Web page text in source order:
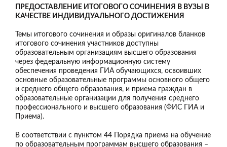
ПРЕДОСТАВЛЕНИЕ ИТОГОВОГО СОЧИНЕНИЯ В ВУЗЫ В
КАЧЕСТВЕ ИНДИВИДУАЛЬНОГО ДОСТИЖЕНИЯ
Темы итогового сочинения и образы оригиналов бланков
итогового сочинения участников доступны
образовательным организациям высшего образования
через федеральную информационную систему
обеспечения проведения ГИА обучающихся, освоивших
основные образовательные программы основного общего
и среднего общего образования, и приема граждан в
образовательные организации для получения среднего
профессионального и высшего образования (ФИС ГИА и
Приема).
В соответствии с пунктом 44 Порядка приема на обучение
по образовательным программам высшего образования –